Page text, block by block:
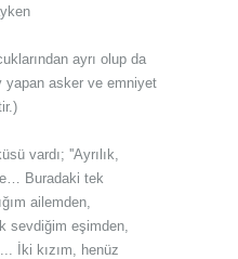
ayrı olup da
yapan asker ve emniyet
vardı; ''Ayrılık,
Buradaki tek
ailemden,
sevdiğim eşimden,
İki kızım, henüz